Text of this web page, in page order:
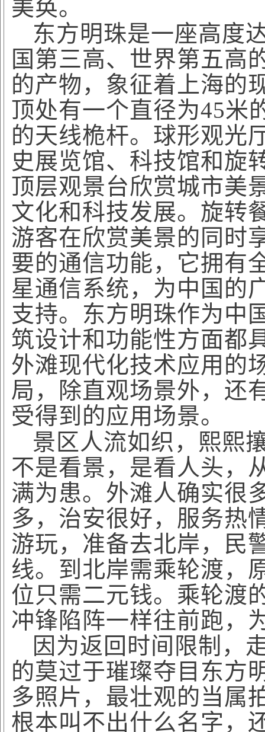
美奂。
东方明珠是一座高度
国第三高、世界第五高
的产物，象征着上海的
顶处有一个直径为45米
的天线桅杆。球形观光
史展览馆、科技馆和旋
顶层观景台欣赏城市美
文化和科技发展。旋转
游客在欣赏美景的同时
要的通信功能，它拥有
星通信系统，为中国的
支持。东方明珠作为中
筑设计和功能性方面都
外滩现代化技术应用的
局，除直观场景外，还
受得到的应用场景。
景区人流如织，熙熙
不是看景，是看人头，
满为患。外滩人确实很
多，治安很好，服务热
游玩，准备去北岸，民
线。到北岸需乘轮渡，
位只需二元钱。乘轮渡
冲锋陷阵一样往前跑，
因为返回时间限制，
的莫过于璀璨夺目东方
多照片，最壮观的当属
根本叫不出什么名字，